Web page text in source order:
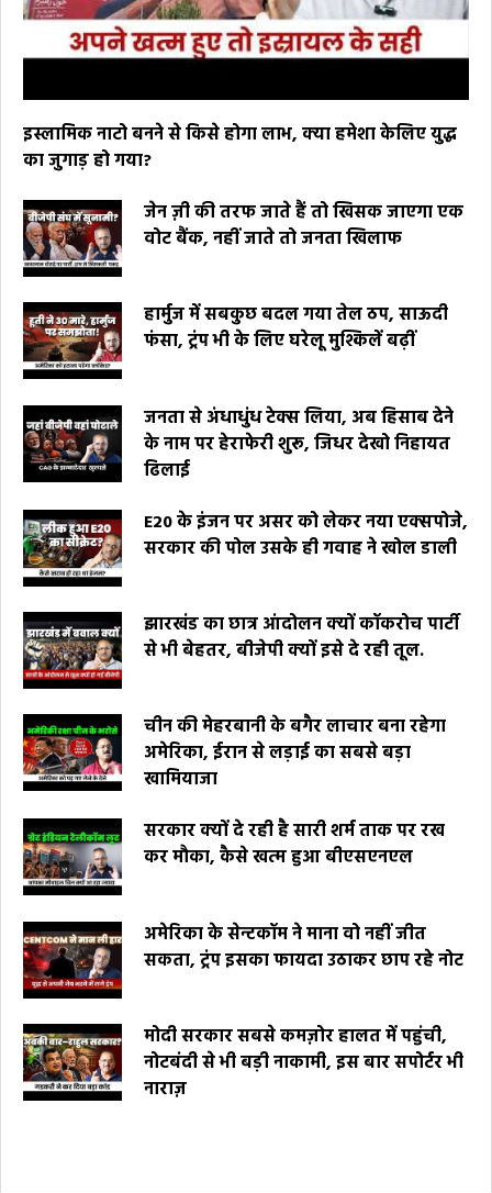
इस्लामिक नाटो बनने से किसे होगा लाभ, क्या हमेशा केलिए युद्ध
का जुगाड़ हो गया?
जेन ज़ी की तरफ जाते हैं तो खिसक जाएगा एक
वोट बैंक, नहीं जाते तो जनता खिलाफ
हार्मुज में सबकुछ बदल गया तेल ठप, साऊदी
फंसा, ट्रंप भी के लिए घरेलू मुश्किलें बढ़ीं
जनता से अंधाधुंध टेक्स लिया, अब हिसाब देने
के नाम पर हेराफेरी शुरू, जिधर देखो निहायत
ढिलाई
E20 के इंजन पर असर को लेकर नया एक्सपोजे,
सरकार की पोल उसके ही गवाह ने खोल डाली
झारखंड का छात्र आंदोलन क्यों कॉकरोच पार्टी
से भी बेहतर, बीजेपी क्यों इसे दे रही तूल.
चीन की मेहरबानी के बगैर लाचार बना रहेगा
अमेरिका, ईरान से लड़ाई का सबसे बड़ा
खामियाजा
सरकार क्यों दे रही है सारी शर्म ताक पर रख
कर मौका, कैसे खत्म हुआ बीएसएनएल
अमेरिका के सेन्टकॉम ने माना वो नहीं जीत
सकता, ट्रंप इसका फायदा उठाकर छाप रहे नोट
मोदी सरकार सबसे कमज़ोर हालत में पहुंची,
नोटबंदी से भी बड़ी नाकामी, इस बार सपोर्टर भी
नाराज़